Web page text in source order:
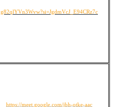
g82qlYVn3Wvw?si=JgdmVcJ_E94CRz7c
https://meet.google.com/jbh-otke-aac